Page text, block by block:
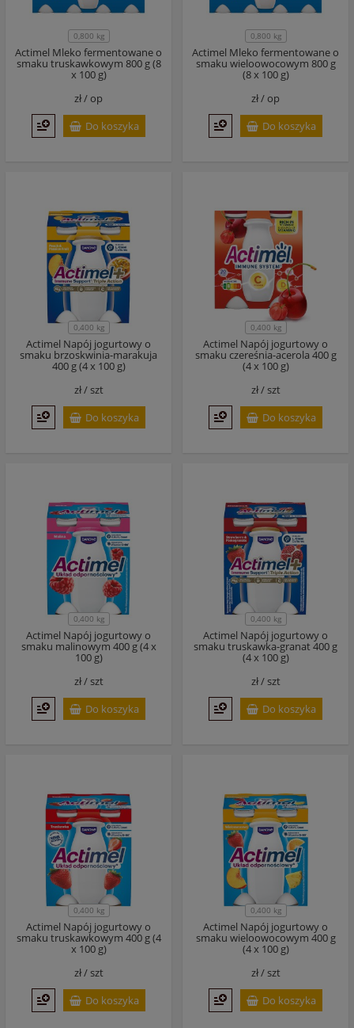
0,800 kg
Actimel Mleko fermentowane o
smaku truskawkowym 800 g (8
x 100 g)
zł /op
Do koszyka
0,800 kg
Actimel Mleko fermentowane o
smaku wieloowocowym 800 g
(8 x 100 g)
zł /op
Do koszyka
0,400 kg
Actimel Napój jogurtowy o
smaku brzoskwinia-marakuja
400 g (4 x 100 g)
zł /szt
Do koszyka
0,400 kg
Actimel Napój jogurtowy o
smaku czereśnia-acerola 400 g
(4 x 100 g)
zł /szt
Do koszyka
0,400 kg
Actimel Napój jogurtowy o
smaku malinowym 400 g (4 x
100 g)
zł /szt
Do koszyka
0,400 kg
Actimel Napój jogurtowy o
smaku truskawka-granat 400 g
(4 x 100 g)
zł /szt
Do koszyka
0,400 kg
Actimel Napój jogurtowy o
smaku truskawkowym 400 g (4
x 100 g)
zł /szt
Do koszyka
0,400 kg
Actimel Napój jogurtowy o
smaku wieloowocowym 400 g
(4 x 100 g)
zł /szt
Do koszyka